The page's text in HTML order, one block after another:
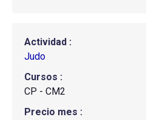
Actividad
Judo
Cursos
CP - CM2
Precio mes